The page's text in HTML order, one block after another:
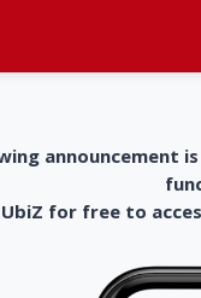
announcement
for free to